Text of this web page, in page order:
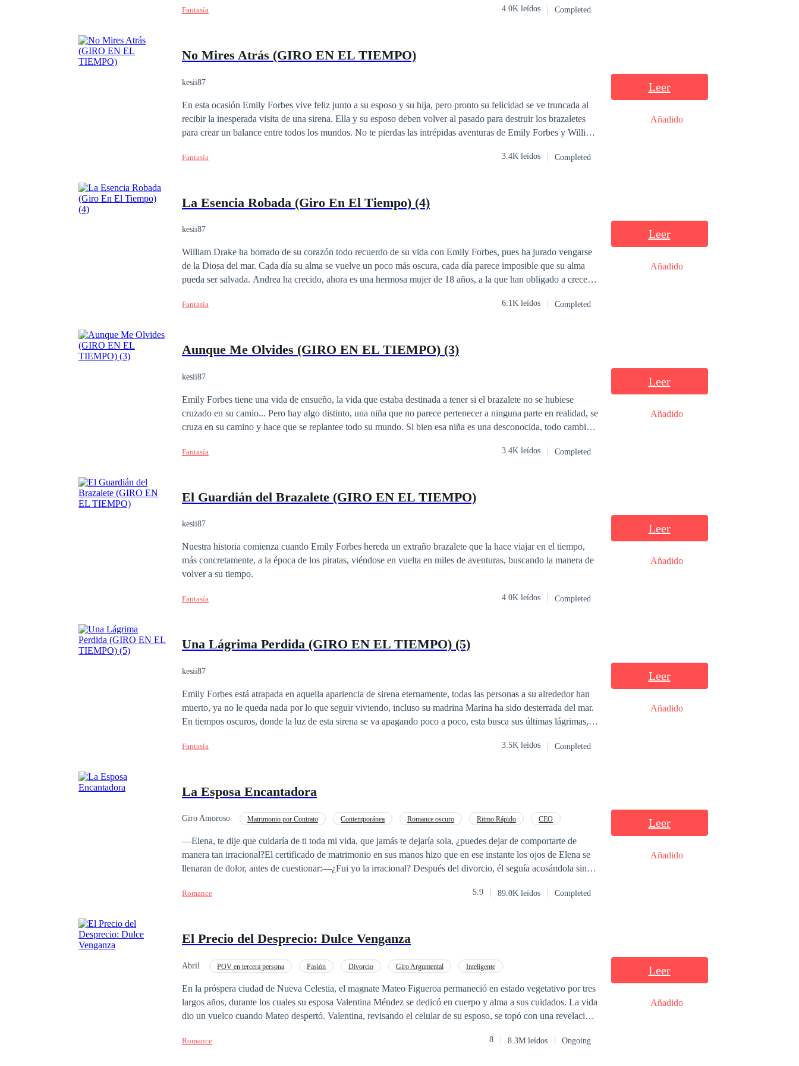
protagonistas vivirán. Nada es fácil. Todo cambio trae consigo algunos virajes. Aborda tren en estación;
enfrentó William durante el tiempo en el que Emily estuvo sin recordarle en el primer libro.
Fantasía 4.0K leídos Completed
No Mires Atrás (GIRO EN EL TIEMPO)
kesii87
En esta ocasión Emily Forbes vive feliz junto a su esposo y su hija, pero pronto su felicidad se ve truncada al
recibir la inesperada visita de una sirena. Ella y su esposo deben volver al pasado para destruir los brazaletes
para crear un balance entre todos los mundos. No te pierdas las intrépidas aventuras de Emily Forbes y William
Fantasía 3.4K leídos Completed
Leer
Añadido
La Esencia Robada (Giro En El Tiempo) (4)
kesii87
William Drake ha borrado de su corazón todo recuerdo de su vida con Emily Forbes, pues ha jurado vengarse
de la Diosa del mar. Cada día su alma se vuelve un poco más oscura, cada día parece imposible que su alma
pueda ser salvada. Andrea ha crecido, ahora es una hermosa mujer de 18 años, a la que han obligado a crecer
humana, ella es una sirena ahora, y tiene que acatar las normas del mar. Pero es desobediente y curiosa sobre el
Fantasía 6.1K leídos Completed
Leer
Añadido
Aunque Me Olvides (GIRO EN EL TIEMPO) (3)
kesii87
Emily Forbes tiene una vida de ensueño, la vida que estaba destinada a tener si el brazalete no se hubiese
cruzado en su camio... Pero hay algo distinto, una niña que no parece pertenecer a ninguna parte en realidad, se
cruza en su camino y hace que se replantee todo su mundo. Si bien esa niña es una desconocida, todo cambia
esta apasionante historia? ¿Volverá William a encontrarla? ¿Qué pasará entonces? Si quieres saber todo esto y
Fantasía 3.4K leídos Completed
Leer
Añadido
El Guardián del Brazalete (GIRO EN EL TIEMPO)
kesii87
Nuestra historia comienza cuando Emily Forbes hereda un extraño brazalete que la hace viajar en el tiempo,
más concretamente, a la época de los piratas, viéndose en vuelta en miles de aventuras, buscando la manera de
volver a su tiempo.
Fantasía 4.0K leídos Completed
Leer
Añadido
Una Lágrima Perdida (GIRO EN EL TIEMPO) (5)
kesii87
Emily Forbes está atrapada en aquella apariencia de sirena eternamente, todas las personas a su alrededor han
muerto, ya no le queda nada por lo que seguir viviendo, incluso su madrina Marina ha sido desterrada del mar.
En tiempos oscuros, donde la luz de esta sirena se va apagando poco a poco, esta busca sus últimas lágrimas,
prohibido por las leyes del mar. La búsqueda de su última lágrima la llevará a lugares a los que jamás pensó
Fantasía 3.5K leídos Completed
Leer
Añadido
La Esposa Encantadora
Giro Amoroso Matrimonio por Contrato Contemporánea Romance oscuro Ritmo Rápido
CEO
—Elena, te dije que cuidaría de ti toda mi vida, que jamás te dejaría sola, ¿puedes dejar de comportarte de
manera tan irracional?El certificado de matrimonio en sus manos hizo que en ese instante los ojos de Elena se
llenaran de dolor, antes de cuestionar:—¿Fui yo la irracional? Después del divorcio, él seguía acosándola sin
certificado de divorcio y le recordó:—Pero Silvio, ya nos hemos divorciado. Puedes ir al registro civil a
ha concluido, ¡puedes leer con tranquilidad!
Romance 5.9 89.0K leídos Completed
Leer
Añadido
El Precio del Desprecio: Dulce Venganza
Abril POV en tercera persona Pasión Divorcio Giro Argumental Inteligente
En la próspera ciudad de Nueva Celestia, el magnate Mateo Figueroa permaneció en estado vegetativo por tres
largos años, durante los cuales su esposa Valentina Méndez se dedicó en cuerpo y alma a sus cuidados. La vida
dio un vuelco cuando Mateo despertó. Valentina, revisando el celular de su esposo, se topó con una revelación
sus vidas. El círculo social elitista de Mateo, que siempre había mirado a Valentina por encima del hombro, no
Romance 8 8.3M leídos Ongoing
Leer
Añadido